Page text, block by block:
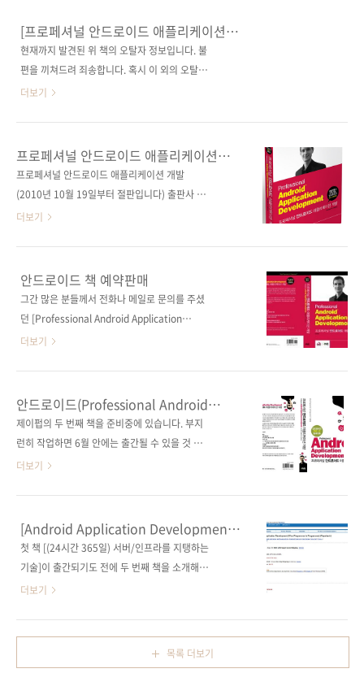
해주고 있는데요, 많은 분들이 원서 표지를 변경
하지 말라는 강력한 조언에 따라 이번에도 원서
와 같은 디자인을 사용하였습니다. 잠깐..
인적인 사정으로 인해 계약이 파기되는 상황이
있어서 결국 1판을 못 내고 1년여의 시간이 흐른
뒤 2판을 내게 된 것이거든요. 결국 다른 분을 역
난 다음 보니 예상했던 것보다 내용과 구성이 훨
씬 더 좋아 이렇게 기쁜 마음으로 소개를 하고 있
『CSS 비밀 매뉴얼』, 『시스템 관리자를 위한
시간관리 전략』, 『Programming Flex 3』
등을 번역하신 김지원..
[프로페셔널 안드로이드 애플리케이션
개발]_오탈자
현재까지 발견된 위 책의 오탈자 정보입니다. 불
편을 끼쳐드려 죄송합니다. 혹시 이 외의 오탈자
정보를 발견하시는 분이 계시면 메일 jeipub골
도록 하겠습니다. 최종수정일자: 2010년 4월
12일 아래의 오탈자 사항들은 1쇄 이후 현재 판
매중이 모든 서적에서 발견되는 오탈자 사항들
님 제공)_원서오류 String where, String[]
wArgs ==> String where, String[]
코드는 method stub으로서, 이 stub만 놓고
보자면 논리적으로 문제 될 것은 없지만 p.279
에 나오는 해..
더보기
프로페셔널 안드로이드 애플리케이션
개발(한국어판)
프로페셔널 안드로이드 애플리케이션 개발
(2010년 10월 19일부터 절판입니다) 출판사 제
이펍 원출판사 Wrox (원서 ISBN 978-
어(Reto Meier ) 역자명 조성만 출판일 2009년
7월 22일 페이지 600쪽 판 형 4*6배판 변형
(188*245) 반양장(Soft Cover) 정 가 30,000
13560 분 야 자바 / 오픈 소프트웨어 / 리눅스 /
모바일 원서 1-2장 및 번역서 1-2장 PDF 파일:
출판사 제공 소스코드 압축파일: 원서 P2P 포
럼:..
더보기
안드로이드 책 예약판매
그간 많은 분들께서 전화나 메일로 문의를 주셨
던 [Professional Android Application
Development] 번역서가 예약판매에 들어갔습
니다. 그리고 기다리고 계신 분들에게는 고마움
을 전합니다. 표지 디자인 시안을 이 블로그에서
도 공개한 적이 있었는데, 원출판사의 거부로 결
지 디자이너께서 고생 많이 했는데 결국 원점으
로 돌아가버려 허탈합니다.ㅠㅠ 현재까지 국내
나는 번역서이고, 하나는 저서인데 둘 모두 안드
로이드 개발에 입문하는 분들에게 최적의 책은
아닐지라도 모바일 개발에 발을 들이는 데에는
괜찮은 서..
더보기
안드로이드(Professional Android
Application Development) 표지 시안
제이펍의 두 번째 책을 준비중에 있습니다. 부지
런히 작업하면 6월 안에는 출간될 수 있을 것 같
은데, 아직 확실하지는 않습니다. 인터넷서점에
로그에서도 몇 번 언급해드렸지만 Wrox사의
Professional Android Application
Development (Wrox Programmer to
Meier이고, 역자는 Qt 4를 이용한 C++ GUI 프
로그래밍를 번역한 인프라웨어의 조성만 님께서
맡아주셨습니다. Wrox사의 책을 번역했던 국내
출판사는 정보문화사, 지앤선, ITC, 한빛미디어
더보기
[Android Application Development]
1장 원고 무료공개!!
첫 책 [(24시간 365일) 서버/인프라를 지탱하는
기술]이 출간되기도 전에 두 번째 책을 소개해볼
까 합니다. 많은 분들이 메일로 출간여부를 문의
Android Application Development]의 번역
서입니다. 현재까지 출간된 안드로이드 개발 서
더보기
목록 더보기